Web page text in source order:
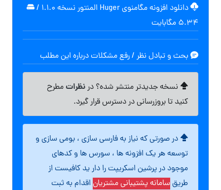
دانلود افزونه مگامنوی Huger المنتور نسخه 1.1.0
/
۵.۳۴ مگابایت
بحث و تبادل نظر / رفع مشکلات درباره این مطلب
نسخه جدیدتر منتشر شده؟ درنظراتمطرح
کنید تا بروزرسانی در دسترس قرار گیرد.
در صورتی که نیاز به فارسی سازی ، بومی سازی و
توسعه هر یک افزونه ها ، سورس ها و کدهای
موجود در پرشین اسکریپت را دار ید کافیست از
طریقسامانه پشتیبانی مشتریان اقدام به ثبت